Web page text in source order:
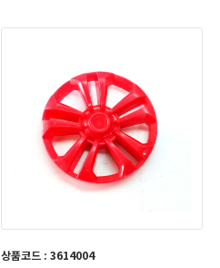
상품코드 : 3614004